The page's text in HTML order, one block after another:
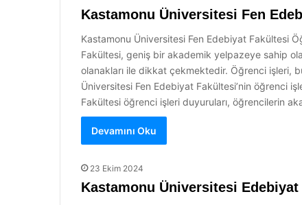
Kastamonu Üniversitesi Fen
Kastamonu Üniversitesi Fen Edebiyat Fakültesi
Fakültesi, geniş bir akademik yelpazeye sahip
olanakları ile dikkat çekmektedir. Öğrenci işleri,
Üniversitesi Fen Edebiyat Fakültesi’nin öğrenci
Fakültesi öğrenci işleri duyuruları, öğrencilerin
Devamını Oku
23 Ekim 2024
Kastamonu Üniversitesi